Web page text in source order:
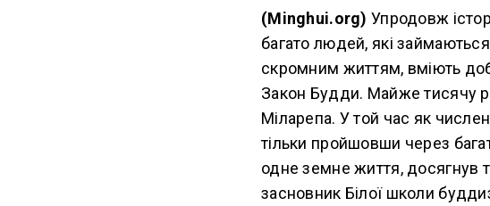
(Minghui.org) Упродовж
багато людей, які
скромним життям, вміють
Закон Будди. Майже тисячу
Міларепа. У той час як
тільки пройшовши через
одне земне життя, досягнув
засновник Білої школи